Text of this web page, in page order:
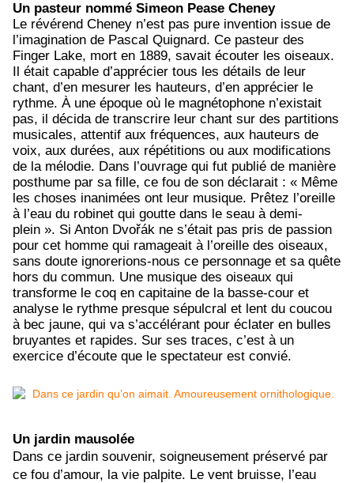
Un pasteur nommé Simeon Pease Cheney
Le révérend Cheney n’est pas pure invention issue de
l’imagination de Pascal Quignard. Ce pasteur des
Finger Lake, mort en 1889, savait écouter les oiseaux.
Il était capable d’apprécier tous les détails de leur
chant, d’en mesurer les hauteurs, d’en apprécier le
rythme. À une époque où le magnétophone n’existait
pas, il décida de transcrire leur chant sur des partitions
musicales, attentif aux fréquences, aux hauteurs de
voix, aux durées, aux répétitions ou aux modifications
de la mélodie. Dans l’ouvrage qui fut publié de manière
posthume par sa fille, ce fou de son déclarait : « Même
les choses inanimées ont leur musique. Prêtez l’oreille
à l’eau du robinet qui goutte dans le seau à demi-
plein ». Si Anton Dvořák ne s’était pas pris de passion
pour cet homme qui ramageait à l’oreille des oiseaux,
sans doute ignorerions-nous ce personnage et sa quête
hors du commun. Une musique des oiseaux qui
transforme le coq en capitaine de la basse-cour et
analyse le rythme presque sépulcral et lent du coucou
à bec jaune, qui va s’accélérant pour éclater en bulles
bruyantes et rapides. Sur ses traces, c’est à un
exercice d’écoute que le spectateur est convié.
Un jardin mausolée
Dans ce jardin souvenir, soigneusement préservé par
ce fou d’amour, la vie palpite. Le vent bruisse, l’eau